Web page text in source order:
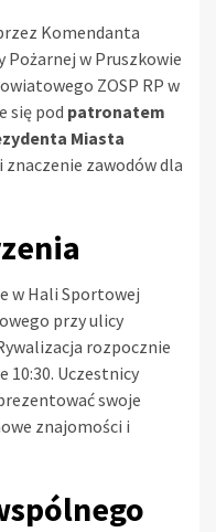
Komendanta
w Pruszkowie
ZOSP RP w
się pod patronatem
Miasta
zawodów dla
w Hali Sportowej
przy ulicy
rozpocznie
10:30. Uczestnicy
swoje
znajomości i